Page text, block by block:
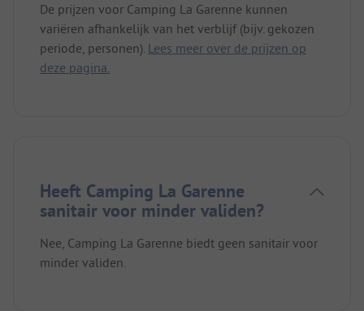
De prijzen voor Camping La Garenne kunnen
variëren afhankelijk van het verblijf (bijv. gekozen
periode, personen). Lees meer over de prijzen op
deze pagina.
Heeft Camping La Garenne
sanitair voor minder validen?
Nee, Camping La Garenne biedt geen sanitair voor
minder validen.